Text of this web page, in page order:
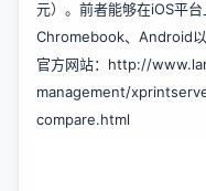
元）。前者能够在iOS平
Chromebook、Android以
官方网站： http://
management/
compare.html